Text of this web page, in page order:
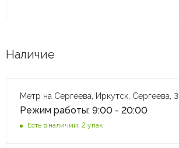
Наличие
Метр на Сергеева, Иркутск, Сергеева, 3
Режим работы: 9:00 - 20:00
Есть в наличии: 2 упак